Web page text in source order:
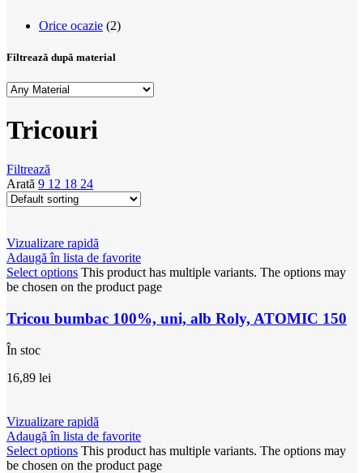
Orice ocazie (2)
Filtrează după material
Tricouri
Filtrează
Arată 9 12 18 24
Vizualizare rapidă
Adaugă în lista de favorite
Select options This product has multiple variants. The options may
be chosen on the product page
Tricou bumbac 100%, uni, alb Roly, ATOMIC 150
În stoc
16,89 lei
Vizualizare rapidă
Adaugă în lista de favorite
Select options This product has multiple variants. The options may
be chosen on the product page